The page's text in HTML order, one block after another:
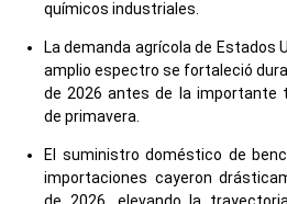
químicos industriales.
La demanda agrícola de Estados
amplio espectro se fortaleció
de 2026 antes de la importante
de primavera.
El suministro doméstico de
importaciones cayeron